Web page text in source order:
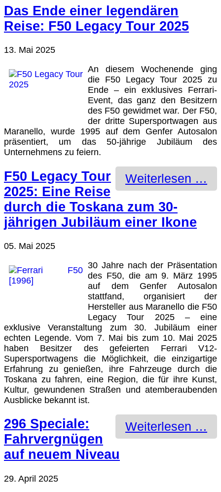
Das Ende einer legendären
Reise: F50 Legacy Tour 2025
13. Mai 2025
An diesem Wochenende ging
die F50 Legacy Tour 2025 zu
Ende – ein exklusives Ferrari-
Event, das ganz den Besitzern
des F50 gewidmet war. Der F50,
der dritte Supersportwagen aus
Maranello, wurde 1995 auf dem Genfer Autosalon
präsentiert, um das 50-jährige Jubiläum des
Unternehmens zu feiern.
Weiterlesen …
F50 Legacy Tour
2025: Eine Reise
durch die Toskana zum 30-
jährigen Jubiläum einer Ikone
05. Mai 2025
30 Jahre nach der Präsentation
des F50, die am 9. März 1995
auf dem Genfer Autosalon
stattfand, organisiert der
Hersteller aus Maranello die F50
Legacy Tour 2025 – eine
exklusive Veranstaltung zum 30. Jubiläum einer
echten Legende. Vom 7. Mai bis zum 10. Mai 2025
haben Besitzer des gefeierten Ferrari V12-
Supersportwagens die Möglichkeit, die einzigartige
Erfahrung zu genießen, ihre Fahrzeuge durch die
Toskana zu fahren, eine Region, die für ihre Kunst,
Kultur, gewundenen Straßen und atemberaubenden
Ausblicke bekannt ist.
Weiterlesen …
296 Speciale:
Fahrvergnügen
auf neuem Niveau
29. April 2025